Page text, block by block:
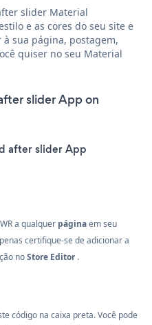
slider Material
e as cores do seu site e
sua página, postagem,
quiser no seu Material
slider App on
after slider App
a qualquer páginaem seu
certifique-se de adicionar a
noStore Editor.
código na caixa preta. Você pode